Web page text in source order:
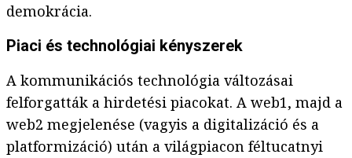
demokrácia.
Piaci és technológiai kényszerek
A kommunikációs technológia változásai
felforgatták a hirdetési piacokat. A web1, majd a
web2 megjelenése (vagyis a digitalizáció és a
platformizáció) után a világpiacon féltucatnyi